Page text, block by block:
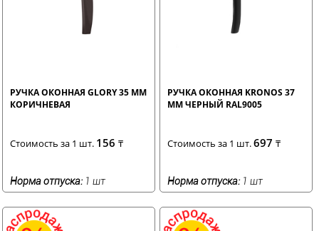
РУЧКА ОКОННАЯ GLORY 35 ММ
КОРИЧНЕВАЯ
Стоимость за 1 шт. 156 ₸
Норма отпуска: 1 шт
РУЧКА ОКОННАЯ KRONOS 37
ММ ЧЕРНЫЙ RAL9005
Стоимость за 1 шт.697₸
Норма отпуска: 1 шт